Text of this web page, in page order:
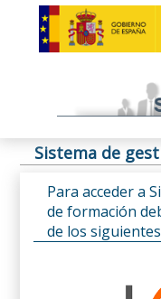
Sistema de
Para acceder a
de formación
de los